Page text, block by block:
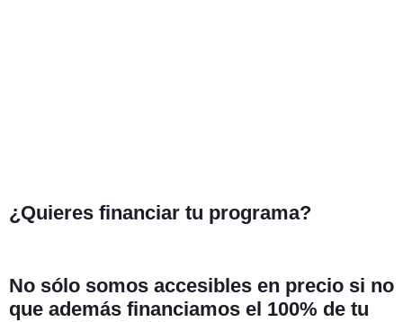
¿Quieres financiar tu programa?
No sólo somos accesibles en precio si no
que además financiamos el 100% de tu